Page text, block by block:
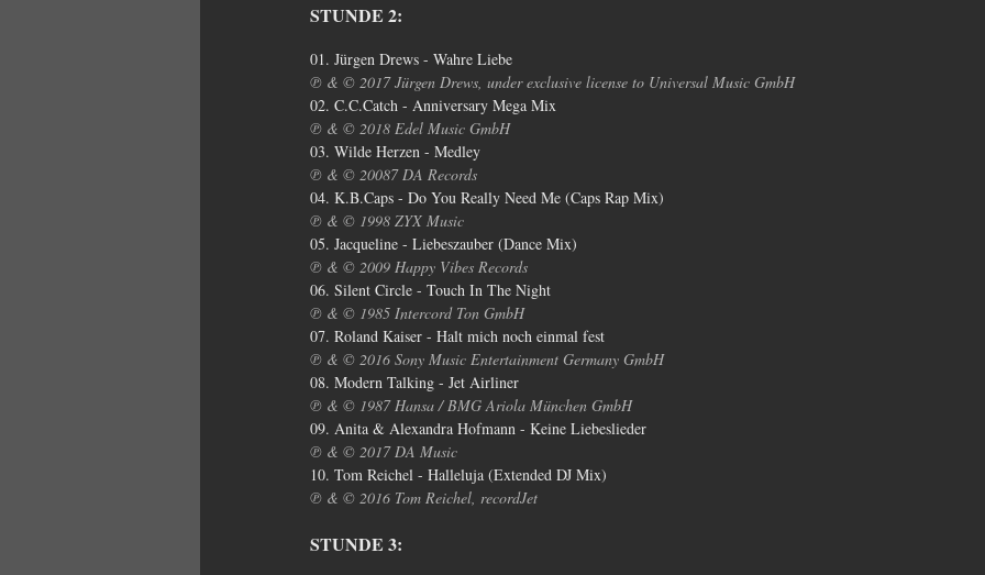
STUNDE 2:
01. Jürgen Drews - Wahre Liebe
℗ & © 2017 Jürgen Drews, under exclusive license to Universal Music GmbH
02. C.C.Catch - Anniversary Mega Mix
℗ & © 2018 Edel Music GmbH
03. Wilde Herzen - Medley
℗ & © 20087 DA Records
04. K.B.Caps - Do You Really Need Me (Caps Rap Mix)
℗ & © 1998 ZYX Music
05. Jacqueline - Liebeszauber (Dance Mix)
℗ & © 2009 Happy Vibes Records
06. Silent Circle - Touch In The Night
℗ & © 1985 Intercord Ton GmbH
07. Roland Kaiser - Halt mich noch einmal fest
℗ & © 2016 Sony Music Entertainment Germany GmbH
08. Modern Talking - Jet Airliner
℗ & © 1987 Hansa / BMG Ariola München GmbH
09. Anita & Alexandra Hofmann - Keine Liebeslieder
℗ & © 2017 DA Music
10. Tom Reichel - Halleluja (Extended DJ Mix)
℗ & © 2016 Tom Reichel, recordJet
STUNDE 3: